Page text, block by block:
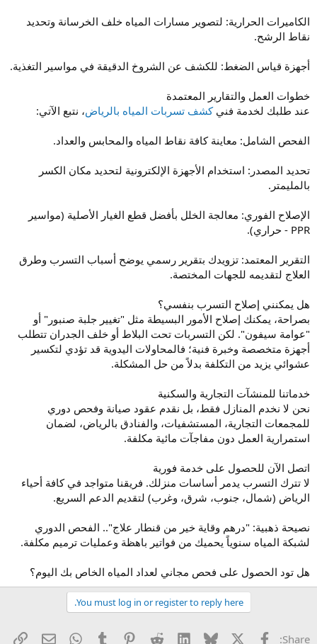
الكاميرات الحرارية: لتصوير مسارات المياه خلف الخرسانة وتحديد
نقاط الرشح.
أجهزة قياس الضغط: للكشف عن الشروخ الدقيقة في مواسير التغذية.
خطوات العمل والتقارير المعتمدة
عند طلبك لخدمة فنيكشف تسربات المياه بالرياض، نتبع الآتي:
الفحص الشامل: معاينة كافة نقاط المياه والمحابس والعداد.
تحديد المصدر: استخدام الأجهزة الإلكترونية لتحديد مكان الكسر
بالمليمتر.
الإصلاح الفوري: معالجة الخلل بأفضل قطع الغيار الأصلية (مواسير
PPR - حراري).
التقرير المعتمد: تزويدك بتقرير رسمي يوضح أسباب التسرب وطرق
العلاج لتقديمه للجهات المختصة.
هل يمكنني إصلاح التسرب بنفسي؟
بصراحة، يمكنك إصلاح الأمور البسيطة مثل "تغيير جلبة صنبور" أو
"عوامة سيفون". لكن التسربات تحت البلاط أو خلف الجدران تتطلب
أجهزة متخصصة وخبرة فنية؛ فالمحاولات اليدوية قد تؤدي لتكسير
عشوائي يزيد من التكلفة بدلاً من حل المشكلة.
خدماتنا للمنشآت التجارية والسكنية
نحن لا نخدم المنازل فقط، بل نقدم عقود صيانة وفحص دوري
للمجمعات التجارية، المستشفيات، والفنادق بالرياض، لضمان
استمرارية العمل دون مفاجآت مائية مكلفة.
اتصل الآن للحصول على خدمة فورية
لا تترك التسرب يدمر أساسات منزلك. فريقنا متواجد في كافة أحياء
الرياض (شمال، جنوب، شرق، وغرب) لتقديم الدعم السريع.
نصيحة ذهبية: "درهم وقاية خير من قنطار علاج".. الفحص الدوري
لشبكة المياه سنوياً يحميك من فواتير باهظة وعمليات ترميم مكلفة.
هل تود الحصول على فحص مجاني لعداد المياه الخاص بك اليوم؟
You must log in or register to reply here.
Share: الفيس بوك
X
Bluesky
LinkedIn
Reddit
Pinterest
Tumblr
WhatsApp
البريد